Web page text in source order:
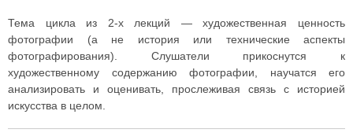
Тема цикла из 2-х лекций — художественная ценность
фотографии (а не история или технические аспекты
фотографирования). Слушатели прикоснутся к
художественному содержанию фотографии, научатся его
анализировать и оценивать, прослеживая связь с историей
искусства в целом.